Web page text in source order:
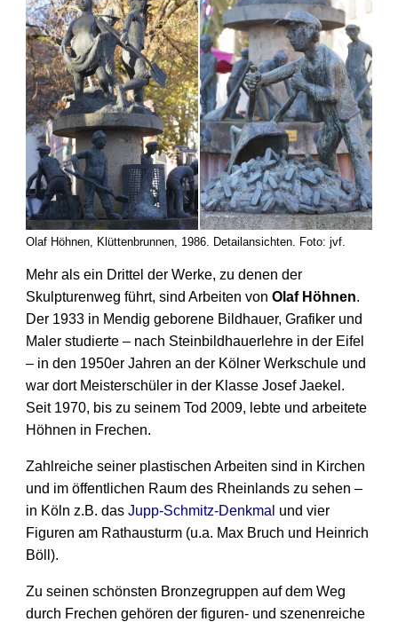
Olaf Höhnen, Klüttenbrunnen, 1986. Detailansichten. Foto: jvf.
Mehr als ein Drittel der Werke, zu denen der
Skulpturen­weg führt, sind Arbeiten von Olaf Höhnen.
Der 1933 in Mendig geborene Bildhauer, Grafiker und
Maler studierte – nach Stein­bildhauer­lehre in der Eifel
– in den 1950er Jahren an der Kölner Werkschule und
war dort Meister­schüler in der Klasse Josef Jaekel.
Seit 1970, bis zu seinem Tod 2009, lebte und arbeitete
Höhnen in Frechen.
Zahlreiche seiner plastischen Arbeiten sind in Kirchen
und im öffent­lichen Raum des Rheinlands zu sehen –
in Köln z.B. das Jupp-Schmitz-Denkmal und vier
Figuren am Rathausturm (u.a. Max Bruch und Heinrich
Böll).
Zu seinen schönsten Bronzegruppen auf dem Weg
durch Frechen gehören der figuren- und szenen­reiche